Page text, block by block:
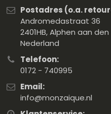
Postadres (o.a.
Andromedastraat 36
2401HB, Alphen aan den
Nederland
Telefoon:
0172 - 740995
Email:
info@monzaique.nl